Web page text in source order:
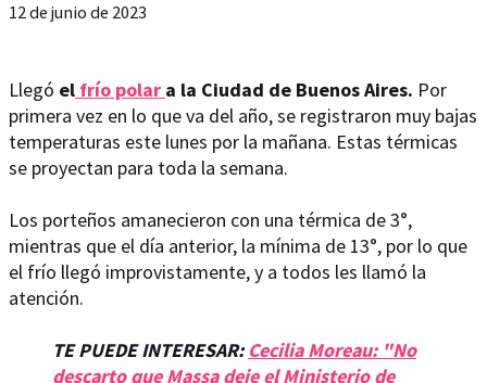
12 de junio de 2023
Llegó el frío polar a la Ciudad de Buenos Aires. Por
primera vez en lo que va del año, se registraron muy bajas
temperaturas este lunes por la mañana. Estas térmicas
se proyectan para toda la semana.
Los porteños amanecieron con una térmica de 3°,
mientras que el día anterior, la mínima de 13°, por lo que
el frío llegó improvistamente, y a todos les llamó la
atención.
TE PUEDE INTERESAR:Cecilia Moreau: "No
descarto que Massa deje el Ministerio de